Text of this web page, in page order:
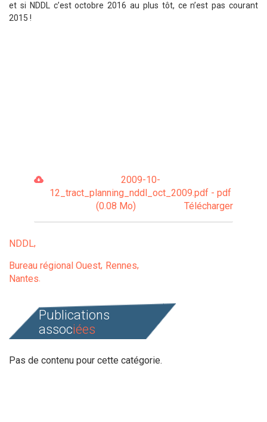
et si NDDL c’est octobre 2016 au plus tôt, ce n’est pas courant
2015 !
2009-10-
12_tract_planning_nddl_oct_2009.pdf - pdf
(0.08 Mo)
Télécharger
NDDL
Bureau régional Ouest Rennes
Nantes
Publications
associées
Pas de contenu pour cette catégorie.